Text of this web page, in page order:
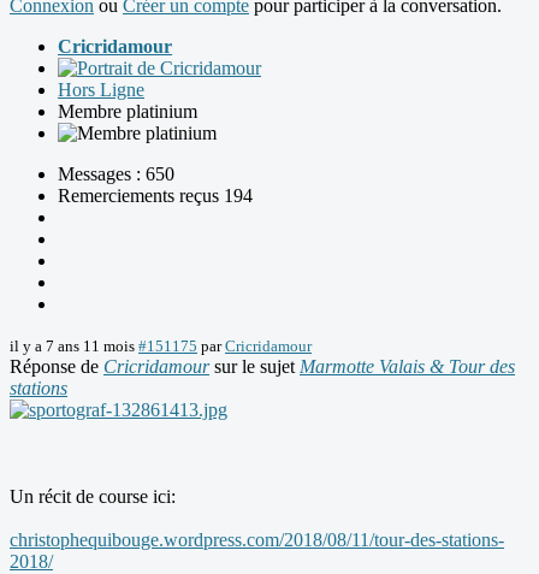
Connexion ou Créer un compte pour participer à la conversation.
Cricridamour
Hors Ligne
Membre platinium
Messages : 650
Remerciements reçus 194
il y a 7 ans 11 mois #151175 parCricridamour
Réponse de Cricridamoursur le sujet Marmotte Valais & Tour des
stations
Un récit de course ici:
christophequibouge.wordpress.com/2018/08/11/tour-des-stations-
2018/